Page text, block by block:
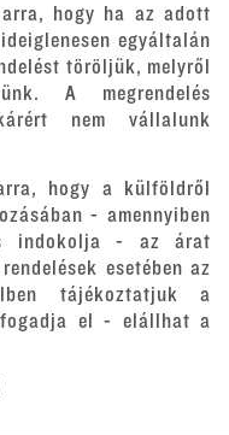
hogy ha az adott
egyáltalán
töröljük, melyről
A megrendelés
nem vállalunk
hogy a külföldről
- amennyiben
indokolja - az árat
esetében az
tájékoztatjuk a
el - elállhat a